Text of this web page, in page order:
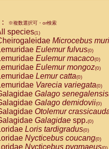
Cebus nigrivittatus
Cebus
Saimiri boliviensis(0)
Saimiri sciureus(0)
Alouatta caraya(0)
Alouatta fusca(0)
Alouatta seniculus
Alouattaspp.(0)
Ateles belzebuth(0)
Ateles geoffroyi(0)
Ateles paniscus(0)
Atelesspp.(0)
Lagothrix lagothricha
Lagothrix lagothricha
Cacajao calvus
※複数選択可・or検索
species(1)
Microcebus
Eulemur fulvus(0)
Eulemur macaco(0)
Eulemur mongoz(0)
Lemur catta(0)
Varecia variegata(0)
Galago senegalensis
Galago demidovii(0)
Otolemur
Galagidae spp.(0)
Loris tardigradus(0)
Nycticebus coucang(0)
Nycticebus pygmaeus(0)